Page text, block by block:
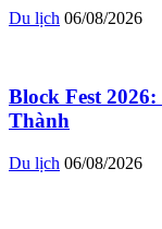
Du lịch 06/08/2026
Block Fest
Thành
Du lịch 06/08/2026